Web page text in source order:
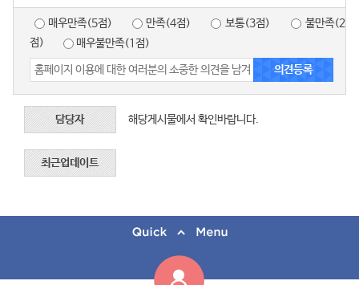
매우만족(5점) 만족(4점) 보통(3점)
점)
매우불만족(1점)
담당자 해당게시물에서 확인바랍니다.
최근업데이트